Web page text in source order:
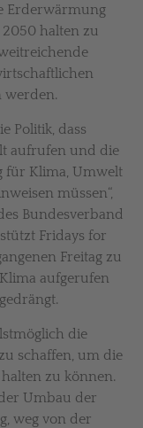
Erderwärmung
halten zu
werden.
Politik, dass
aufrufen und die
für Klima, Umwelt
müssen“,
Bundesverband
Fridays for
Freitag zu
aufgerufen
die
schaffen, um die
zu können.
Umbau der
weg von der